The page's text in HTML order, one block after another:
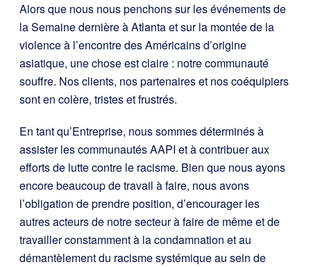
Alors que nous nous penchons sur les événements de
la Semaine dernière à Atlanta et sur la montée de la
violence à l’encontre des Américains d’origine
asiatique, une chose est claire : notre communauté
souffre. Nos clients, nos partenaires et nos coéquipiers
sont en colère, tristes et frustrés.
En tant qu’Entreprise, nous sommes déterminés à
assister les communautés AAPI et à contribuer aux
efforts de lutte contre le racisme. Bien que nous ayons
encore beaucoup de travail à faire, nous avons
l’obligation de prendre position, d’encourager les
autres acteurs de notre secteur à faire de même et de
travailler constamment à la condamnation et au
démantèlement du racisme systémique au sein de